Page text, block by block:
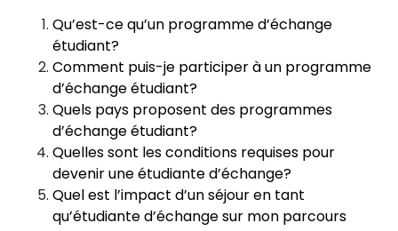
Qu’est-ce qu’un programme d’échange
étudiant?
Comment puis-je participer à un programme
d’échange étudiant?
Quels pays proposent des programmes
d’échange étudiant?
Quelles sont les conditions requises pour
devenir une étudiante d’échange?
Quel est l’impact d’un séjour en tant
qu’étudiante d’échange sur mon parcours